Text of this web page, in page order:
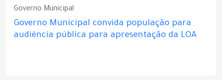
Governo Municipal
Governo Municipal convida população para
audiência pública para apresentação da LOA